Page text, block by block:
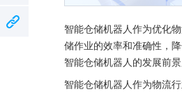
智能仓储机器人作为优化
储作业的效率和准确性，
智能仓储机器人的发展前
智能仓储机器人作为物流